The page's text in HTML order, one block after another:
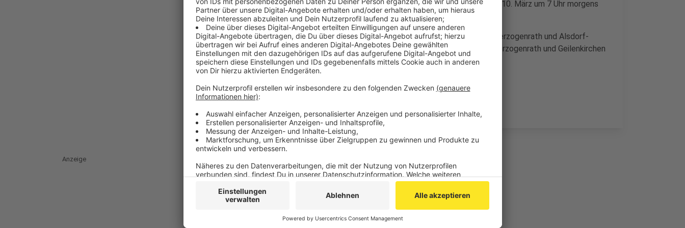
auf dem Plan. Dafür werden sind seit Donnerstagmorgen bis zum 10. März um 7 Uhr morgens
Teilstrecken gesperrt.
Für die Züge der Linie RB 20 fahren deswegen Busse zwischen Herzogenrath und Alsdorf-
Annapark. Zusätzlich fahren die Züge der Linie RB 20 zwischen Herzogenrath und Geilenkirchen
in beide Fahrtrichtungen.
Anzeige